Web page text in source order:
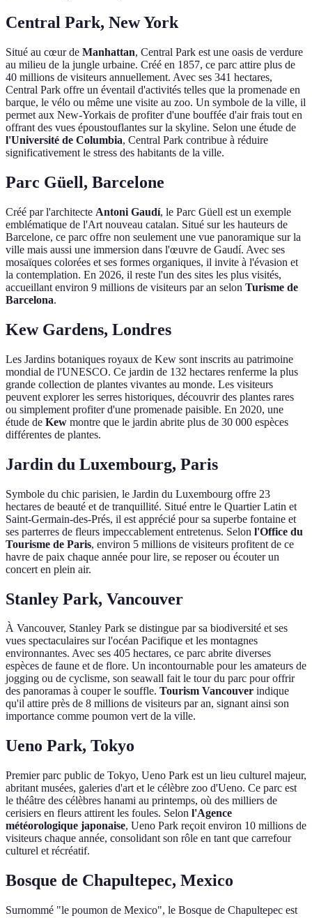
Central Park, New York
Situé au cœur de Manhattan, Central Park est une oasis de verdure
au milieu de la jungle urbaine. Créé en 1857, ce parc attire plus de
40 millions de visiteurs annuellement. Avec ses 341 hectares,
Central Park offre un éventail d'activités telles que la promenade en
barque, le vélo ou même une visite au zoo. Un symbole de la ville, il
permet aux New-Yorkais de profiter d'une bouffée d'air frais tout en
offrant des vues époustouflantes sur la skyline. Selon une étude de
l'Université de Columbia, Central Park contribue à réduire
significativement le stress des habitants de la ville.
Parc Güell, Barcelone
Créé par l'architecte Antoni Gaudí, le Parc Güell est un exemple
emblématique de l'Art nouveau catalan. Situé sur les hauteurs de
Barcelone, ce parc offre non seulement une vue panoramique sur la
ville mais aussi une immersion dans l'œuvre de Gaudí. Avec ses
mosaïques colorées et ses formes organiques, il invite à l'évasion et
la contemplation. En 2026, il reste l'un des sites les plus visités,
accueillant environ 9 millions de visiteurs par an selon Turisme de
Barcelona.
Kew Gardens, Londres
Les Jardins botaniques royaux de Kew sont inscrits au patrimoine
mondial de l'UNESCO. Ce jardin de 132 hectares renferme la plus
grande collection de plantes vivantes au monde. Les visiteurs
peuvent explorer les serres historiques, découvrir des plantes rares
ou simplement profiter d'une promenade paisible. En 2020, une
étude de Kew montre que le jardin abrite plus de 30 000 espèces
différentes de plantes.
Jardin du Luxembourg, Paris
Symbole du chic parisien, le Jardin du Luxembourg offre 23
hectares de beauté et de tranquillité. Situé entre le Quartier Latin et
Saint-Germain-des-Prés, il est apprécié pour sa superbe fontaine et
ses parterres de fleurs impeccablement entretenus. Selon l'Office du
Tourisme de Paris, environ 5 millions de visiteurs profitent de ce
havre de paix chaque année pour lire, se reposer ou écouter un
concert en plein air.
Stanley Park, Vancouver
À Vancouver, Stanley Park se distingue par sa biodiversité et ses
vues spectaculaires sur l'océan Pacifique et les montagnes
environnantes. Avec ses 405 hectares, ce parc abrite diverses
espèces de faune et de flore. Un incontournable pour les amateurs de
jogging ou de cyclisme, son seawall fait le tour du parc pour offrir
des panoramas à couper le souffle. Tourism Vancouver indique
qu'il attire près de 8 millions de visiteurs par an, signant ainsi son
importance comme poumon vert de la ville.
Ueno Park, Tokyo
Premier parc public de Tokyo, Ueno Park est un lieu culturel majeur,
abritant musées, galeries d'art et le célèbre zoo d'Ueno. Ce parc est
le théâtre des célèbres hanami au printemps, où des milliers de
cerisiers en fleurs attirent les foules. Selon l'Agence
météorologique japonaise, Ueno Park reçoit environ 10 millions de
visiteurs chaque année, consolidant son rôle en tant que carrefour
culturel et récréatif.
Bosque de Chapultepec, Mexico
Surnommé "le poumon de Mexico", le Bosque de Chapultepec est